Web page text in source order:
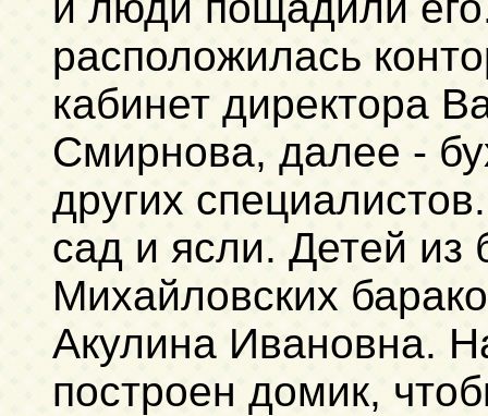
расположилась
кабинет директора
Смирнова, далее -
других
сад и ясли. Детей из
Михайловских
Акулина Ивановна.
построен домик,